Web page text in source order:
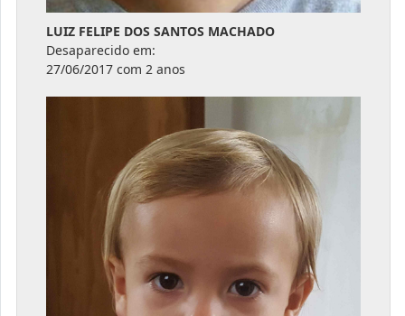
LUIZ FELIPE DOS SANTOS MACHADO
Desaparecido em:
27/06/2017 com 2 anos